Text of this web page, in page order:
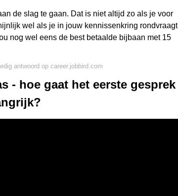
de slag te gaan. Dat is niet altijd zo als je voor
wel als je in jouw kennissenkring rondvraagt
nog wel eens de best betaalde bijbaan met 15
antwoord op career.jobbird.com
- hoe gaat het eerste gesprek